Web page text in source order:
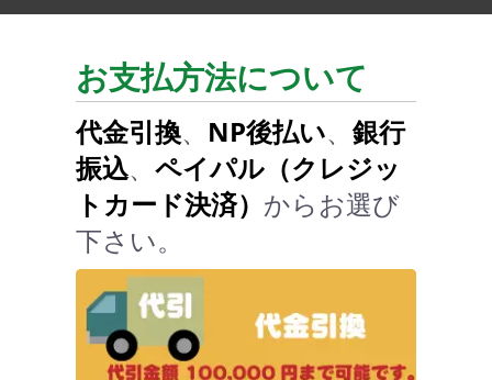
お支払方法について
代金引換、 NP後払い、 銀行
振込、 ペイパル（クレジッ
トカード決済） からお選び
下さい。